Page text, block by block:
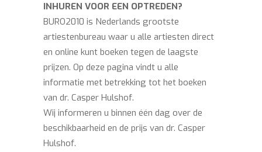
INHUREN VOOR EEN OPTREDEN?
BURO2010 is Nederlands grootste
artiestenbureau waar u alle artiesten direct
en online kunt boeken tegen de laagste
prijzen. Op deze pagina vindt u alle
informatie met betrekking tot het boeken
van dr. Casper Hulshof.
Wij informeren u binnen één dag over de
beschikbaarheid en de prijs van dr. Casper
Hulshof.